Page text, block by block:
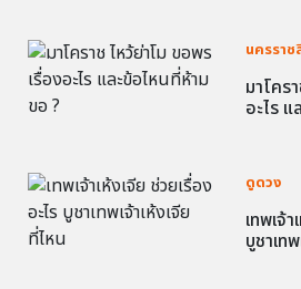
นครราช
มาโคร
อะไร
ดูดวง
เทพเจ้
บูชาเท